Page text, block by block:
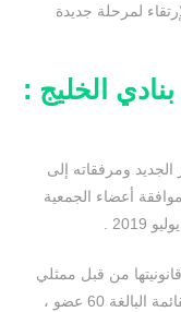
لمرحلة جديدة
الخليج :
ومرفقاته إلى
أعضاء الجمعية
من قبل ممثلي
الهيئة العامة للرياضة بحضور أكثر من نصف القائمة البالغة 60 عضو ،